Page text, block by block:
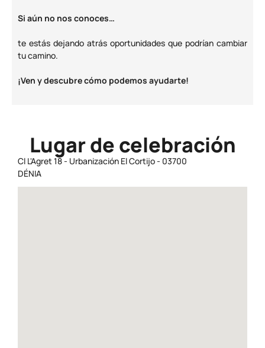
Si aún no nos conoces…
te estás dejando atrás oportunidades que podrían cambiar
tu camino.
¡Ven y descubre cómo podemos ayudarte!
Lugar de celebración
Cl L'Agret 18 - Urbanización El Cortijo - 03700
DÉNIA